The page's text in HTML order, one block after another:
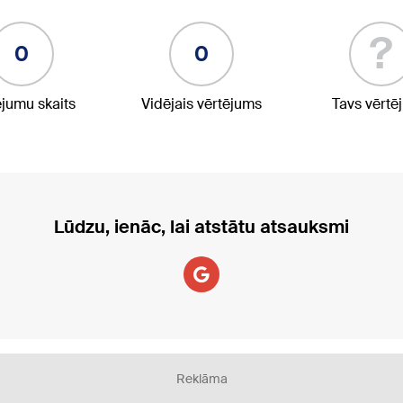
0
skaits
0
Vidējais vērtējums
?
Tavs
Lūdzu, ienāc, lai atstātu atsauksmi
Reklāma